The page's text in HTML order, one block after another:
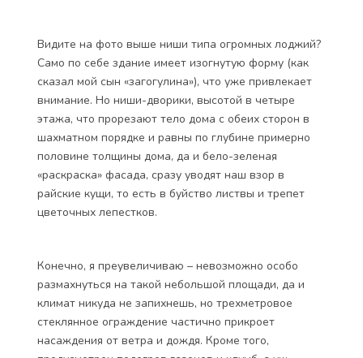
Видите на фото выше ниши типа огромных лоджий?
Само по себе здание имеет изогнутую форму (как
сказал мой сын «загогулина»), что уже привлекает
внимание. Но ниши-дворики, высотой в четыре
этажа, что прорезают тело дома с обеих сторон в
шахматном порядке и равны по глубине примерно
половине толщины дома, да и бело-зеленая
«раскраска» фасада, сразу уводят наш взор в
райские кущи, то есть в буйство листвы и трепет
цветочных лепестков.
Конечно, я преувеличиваю – невозможно особо
размахнуться на такой небольшой площади, да и
климат никуда не запихнешь, но трехметровое
стеклянное ограждение частично прикроет
насаждения от ветра и дождя. Кроме того,